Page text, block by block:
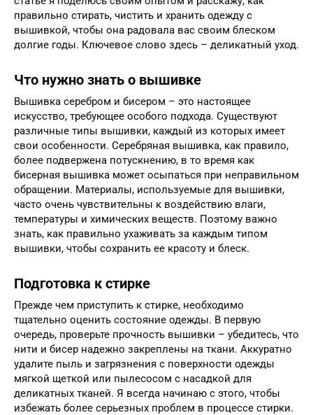
правильно стирать, чистить и хранить одежду с
вышивкой, чтобы она радовала вас своим блеском
долгие годы. Ключевое слово здесь – деликатный уход.
Что нужно знать о вышивке
Вышивка серебром и бисером – это настоящее
искусство, требующее особого подхода. Существуют
различные типы вышивки, каждый из которых имеет
свои особенности. Серебряная вышивка, как правило,
более подвержена потускнению, в то время как
бисерная вышивка может осыпаться при неправильном
обращении. Материалы, используемые для вышивки,
часто очень чувствительны к воздействию влаги,
температуры и химических веществ. Поэтому важно
знать, как правильно ухаживать за каждым типом
вышивки, чтобы сохранить ее красоту и блеск.
Подготовка к стирке
Прежде чем приступить к стирке, необходимо
тщательно оценить состояние одежды. В первую
очередь, проверьте прочность вышивки – убедитесь, что
нити и бисер надежно закреплены на ткани. Аккуратно
удалите пыль и загрязнения с поверхности одежды
мягкой щеткой или пылесосом с насадкой для
деликатных тканей. Я всегда начинаю с этого, чтобы
избежать более серьезных проблем в процессе стирки.